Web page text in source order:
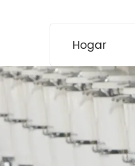
Hogar